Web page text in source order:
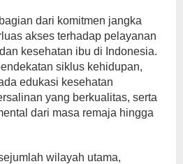
dari komitmen jangka
akses terhadap pelayanan
kesehatan ibu di Indonesia.
siklus kehidupan,
edukasi kesehatan
yang berkualitas, serta
dari masa remaja hingga
wilayah utama,